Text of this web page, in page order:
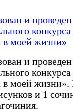
и проведен
конкурса
в моей жизни»
и проведен
конкурса
в моей
и 1